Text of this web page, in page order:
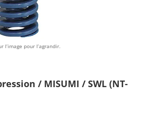
l’image pour l’agrandir.
/ MISUMI / SWL (NT-